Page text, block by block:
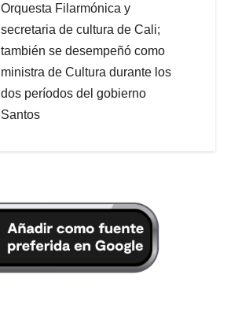
Orquesta Filarmónica y
secretaria de cultura de Cali;
también se desempeñó como
ministra de Cultura durante los
dos períodos del gobierno
Santos